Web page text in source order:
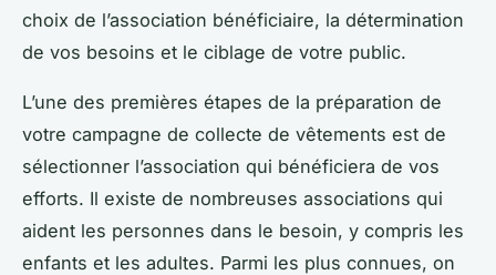
choix de l’association bénéficiaire, la détermination
de vos besoins et le ciblage de votre public.
L’une des premières étapes de la préparation de
votre campagne de collecte de vêtements est de
sélectionner l’association qui bénéficiera de vos
efforts. Il existe de nombreuses associations qui
aident les personnes dans le besoin, y compris les
enfants et les adultes. Parmi les plus connues, on